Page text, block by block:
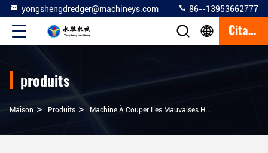
yongshengdredger@machineys.com 86--13953662777
Citation
produits
Maison > Produits > Machine À Couper Les Mauvaises Herbes Du Lac